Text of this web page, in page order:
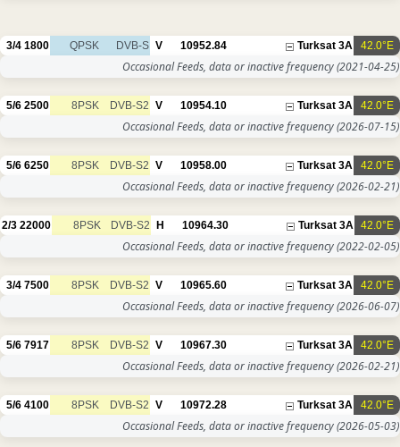
42.0°E
Turksat 3A
10952.84
V
DVB-S
QPSK
1800
3/4
Occasional Feeds, data or inactive frequency(2021-04-25)
42.0°E
Turksat 3A
10954.10
V
DVB-S2
8PSK
2500
5/6
Occasional Feeds, data or inactive frequency(2026-07-15)
42.0°E
Turksat 3A
10958.00
V
DVB-S2
8PSK
6250
5/6
Occasional Feeds, data or inactive frequency(2026-02-21)
42.0°E
Turksat 3A
10964.30
H
DVB-S2
8PSK
22000
2/3
Occasional Feeds, data or inactive frequency(2022-02-05)
42.0°E
Turksat 3A
10965.60
V
DVB-S2
8PSK
7500
3/4
Occasional Feeds, data or inactive frequency(2026-06-07)
42.0°E
Turksat 3A
10967.30
V
DVB-S2
8PSK
7917
5/6
Occasional Feeds, data or inactive frequency(2026-02-21)
42.0°E
Turksat 3A
10972.28
V
DVB-S2
8PSK
4100
5/6
Occasional Feeds, data or inactive frequency(2026-05-03)